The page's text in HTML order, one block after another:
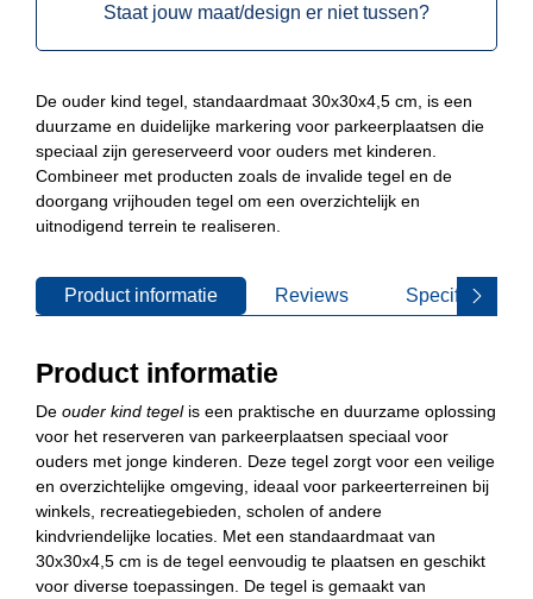
–
kindvriendelijke
zones
aantal
Staat jouw maat/design er niet tussen?
De ouder kind tegel, standaardmaat 30x30x4,5 cm, is een
duurzame en duidelijke markering voor parkeerplaatsen die
speciaal zijn gereserveerd voor ouders met kinderen.
Combineer met producten zoals de invalide tegel en de
doorgang vrijhouden tegel om een overzichtelijk en
uitnodigend terrein te realiseren.
Product informatie Reviews Specificaties
Product informatie
De ouder kind tegelis een praktische en duurzame oplossing
voor het reserveren van parkeerplaatsen speciaal voor
ouders met jonge kinderen. Deze tegel zorgt voor een veilige
en overzichtelijke omgeving, ideaal voor parkeerterreinen bij
winkels, recreatiegebieden, scholen of andere
kindvriendelijke locaties. Met een standaardmaat van
30x30x4,5 cm is de tegel eenvoudig te plaatsen en geschikt
voor diverse toepassingen. De tegel is gemaakt van